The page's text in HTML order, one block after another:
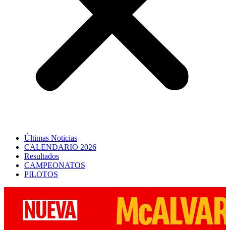
Últimas Noticias
CALENDARIO 2026
Resultados
CAMPEONATOS
PILOTOS